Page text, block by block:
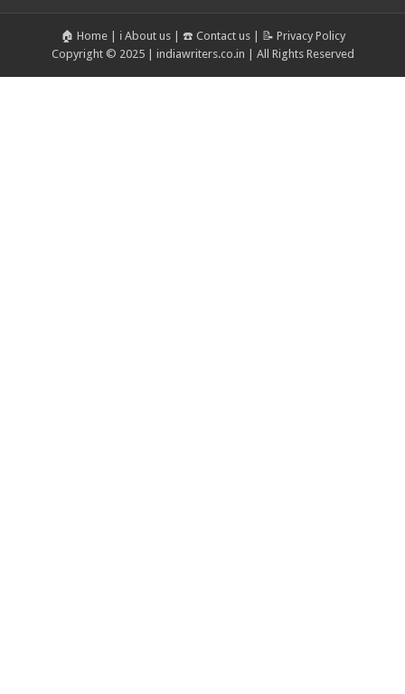
🏠 Home| ℹ️ About us| ☎️ Contact us| 📝 Privacy Policy
Copyright © 2025 | indiawriters.co.in | All Rights Reserved